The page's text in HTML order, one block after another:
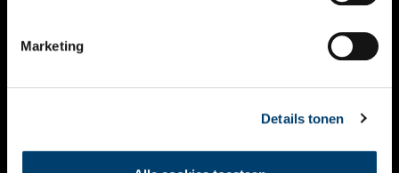
Marketing
Details tonen
VIDEO’S
CONTACT